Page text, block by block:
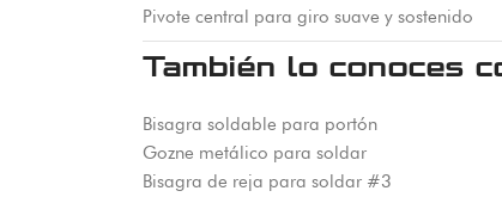
Pivote central para giro suave y sostenido
También lo conoces
Bisagra soldable para portón
Gozne metálico para soldar
Bisagra de reja para soldar #3